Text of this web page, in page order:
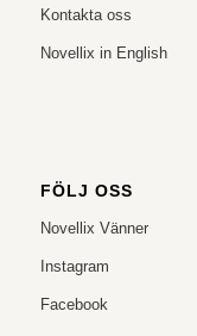
Kontakta oss
Novellix in English
FÖLJ OSS
Novellix Vänner
Instagram
Facebook